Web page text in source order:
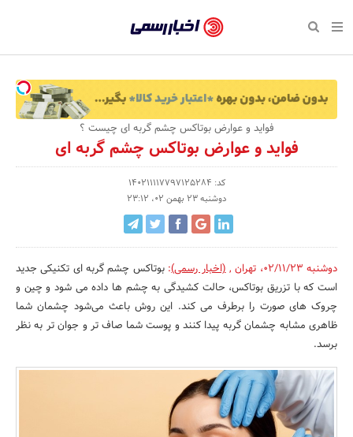
رسمی
-
اخبار
تایید
شده
شرکت‌ها،
سازمان‌ها
و
روابط
عمومی‌ها
بازگشت
صفحه نخست پایگاه خبری صفحه نخست اقتصادی
تجارت و بازار
کارآفرینی و استارتاپ
نفت، انرژی و صنایع
کسب و کار و خرده فروشی
صنایع غذایی و کشاورزی
بانک، بیمه و سرمایه
اجتماعی
صفحه نخست اجتماعی
علم و آموزش
بهداشت و درمان
شهر و جامعه
محیط زیست
تبلیغات و روابط عمومی
صفحه نخست فرهنگی
نشریات و کتاب
سینما و تئاتر
صنایع دستی
صفحه نخست ورزش
تازه‌های ورزش
مکان‌های ورزشی
تجهیزات ورزشی
صفحه نخست سبک زندگی
سلامت و زیبایی
روانشناسی و موفقیت
مد و لباس
رویداد
صفحه نخست رویداد
حراج و تخفیف
جشنواره، نمایشگاه و
مسابقه و فراخوان
فواید و عوارض بوتاکس چشم گربه ای چیست ؟
فواید و عوارض بوتاکس چشم گربه ای
کد: 140211117797125284
دوشنبه 23 بهمن 02، 23:12
دوشنبه 02/11/23 ، تهران ,(اخبار رسمی):بوتاکس چشم گربه ای تکنیکی جدید
است که با تزریق بوتاکس، حالت کشیدگی به چشم‌‍ ها داده می شود و چین و
چروک های صورت را برطرف می کند. این روش باعث می‌شود چشمان شما
ظاهری مشابه چشمان گربه پیدا کنند و پوست شما صاف تر و جوان تر به نظر
برسد.